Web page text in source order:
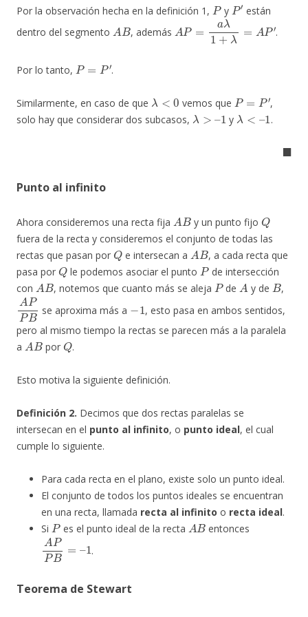
Por la observación hecha en la definición 1, y
están
dentro del segmento
A B
, además
A P= +λ=
.
Por lo tanto,
P=
.
Similarmente, en caso de que
λ
vemos que
P=
,
solo hay que considerar dos subcasos,
λ>– 1
y
λ 1
.
◼
Punto al infinito
Ahora consideremos una recta fija
A B
y un punto fijo
Q
fuera de la recta y consideremos el conjunto de todas las
rectas que pasan por
Q
e intersecan a
AB
, a cada recta que
pasa por
Q
le podemos asociar el punto
P
de intersección
con
AB
, notemos que cuanto más se aleja
P
de
A
y de
B
,
APP
se aproxima más a
, esto pasa en ambos sentidos,
pero al mismo tiempo la rectas se parecen más a la paralela
a
AB
por
Q
.
Esto motiva la siguiente definición.
Definición 2. Decimos que dos rectas paralelas se
intersecan en el punto al infinito, o punto ideal, el cual
cumple lo siguiente.
Para cada recta en el plano, existe solo un punto ideal.
El conjunto de todos los puntos ideales se encuentran
en una recta, llamada recta al infinito o recta ideal.
Si
P
es el punto ideal de la recta
AB
entonces
APP
.
Teorema de Stewart